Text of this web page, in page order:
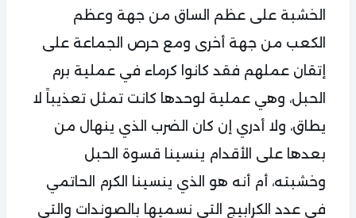
الخشبة على عظم الساق من جهة وعظم
الكعب من جهة أخرى ومع حرص الجماعة على
إتقان عملهم فقد كانوا كرماء في عملية برم
الحبل، وهي عملية لوحدها كانت تمثل تعذيباً لا
يطاق، ولا أدري إن كان الضرب الذي ينهال من
بعدها على الأقدام ينسينا قسوة الحبل
وخشبته، أم أنه هو الذي ينسينا الكرم الحاتمي
في عدد الكرابيج التي نسميها بالصوندات والتي